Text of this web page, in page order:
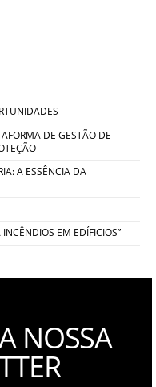
DE GESTÃO DE
A ESSÊNCIA DA
EM EDÍFICIOS”
NOSSA